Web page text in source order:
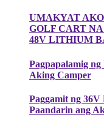
UMAKYAT
GOLF CART
48V LITHIUM
Pagpapalamig
Aking Camper
Paggamit ng
Paandarin ang